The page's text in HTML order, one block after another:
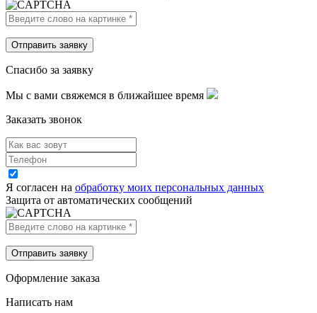
Спасибо за заявку
Мы с вами свяжемся в ближайшее время
Заказать звонок
Я согласен на обработку моих персональных данных
Защита от автоматических сообщений
Оформление заказа
Написать нам